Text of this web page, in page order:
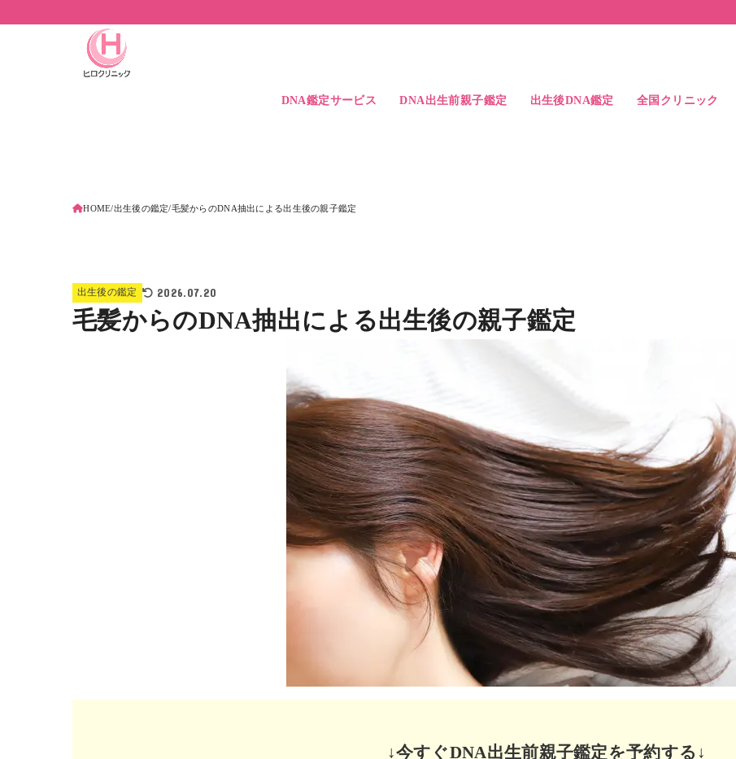
DNA鑑定サービス DNA出生前親子鑑定 出生後DNA鑑定 全国クリニック
HOME 出生後の鑑定 毛髪からのDNA抽出による出生後の親子鑑定
出生後の鑑定 2026.07.20
毛髪からのDNA抽出による出生後の親子鑑定
↓今すぐDNA出生前親子鑑定を予約する↓